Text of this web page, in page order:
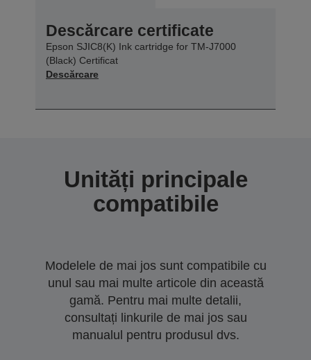
Descărcare certificate
Epson SJIC8(K) Ink cartridge for TM-J7000
(Black) Certificat
Descărcare
Unități principale
compatibile
Modelele de mai jos sunt compatibile cu
unul sau mai multe articole din această
gamă. Pentru mai multe detalii,
consultați linkurile de mai jos sau
manualul pentru produsul dvs.